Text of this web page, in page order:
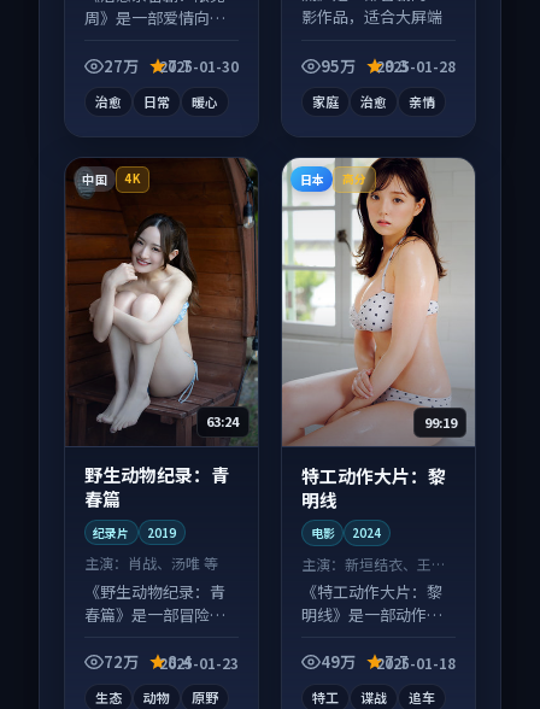
周》是一部爱情向动
全，观感爽快不拖
27万 7.7
2025-01-30
治愈 日常 暖心
影作品，适合大屏端
95万
9.3
2025-01-28
家庭 治愈 亲情
中国 4K
63:24
野生动物纪录：青
春篇
纪录片 2019
主演： 肖战、汤唯 等
《野生动物纪录：青
春篇》是一部冒险向
续发酵，适合周末一
72万 8.4
2025-01-23
生态 动物 原野
日本 高分
99:19
特工动作大片：黎
明线
电影 2024
主演：新垣结衣、王凯
等
《特工动作大片：黎
明线》是一部动作向
层层推进，尾声常有
49万 7.7
2025-01-18
特工 谍战 追车